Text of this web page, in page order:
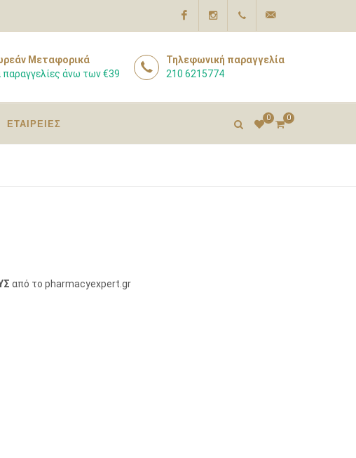
Μεταφορικά
παραγγελίες άνω των €39
Τηλεφωνική παραγγελία
210 6215774
ΕΤΑΙΡΕΙΕΣ
0
0
από το pharmacyexpert.gr